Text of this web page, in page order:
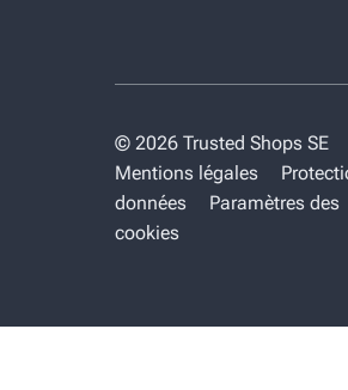
© 2026 Trusted Shops SE
Mentions légales
données
Paramètres des
cookies